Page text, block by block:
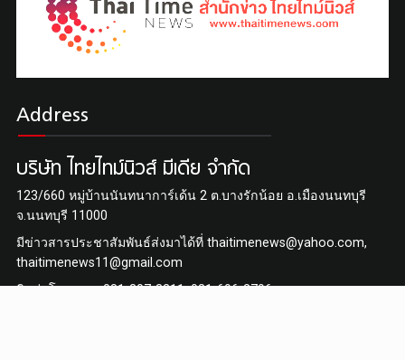
"บิ๊กเหม็น"ไพฑูร ชุติมากรกุล ผงาดนั่งนายก สมาคมนักข่าวช่างภา
Address
บริษัท ไทยไทม์นิวส์ มีเดีย จำกัด
123/660 หมู่บ้านนันทนาการ์เด้น 2 ต.บางรักน้อย อ.เมืองนนทบุรี
จ.นนทบุรี 11000
มีข่าวสารประชาสัมพันธ์ส่งมาได้ที่ thaitimenews@yahoo.com,
thaitimenews11@gmail.com
ติดต่อโฆษณา : 081-307-3211, 081-696-2796